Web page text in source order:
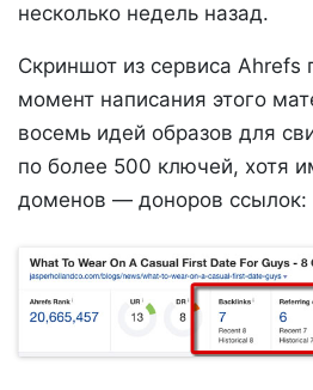
несколько недель назад.
Скриншот из сервиса Ahrefs
момент написания этого
восемь идей образов для
по более 500 ключей, хотя
доменов — доноров ссылок: